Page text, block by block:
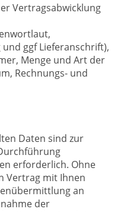
Vertragsabwicklung
ggf Lieferanschrift),
Menge und Art der
Rechnungs- und
Daten sind zur
erforderlich. Ohne
Vertrag mit Ihnen
an
der